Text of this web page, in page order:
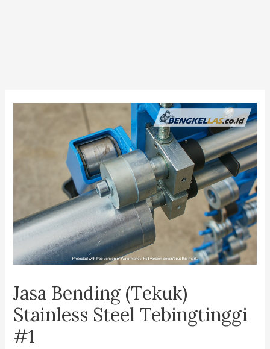
Jasa Bending (Tekuk)
Stainless Steel Tebingtinggi
#1